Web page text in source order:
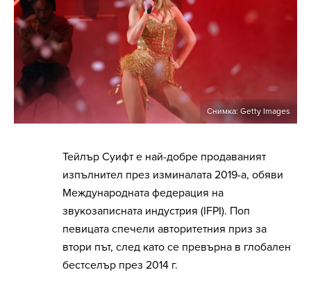
Снимка: Getty Images
Тейлър Суифт е най-добре продаваният
изпълнител през изминалата 2019-а, обяви
Международната федерация на
звукозаписната индустрия (IFPI). Поп
певицата спечели авторитетния приз за
втори път, след като се превърна в глобален
бестселър през 2014 г.